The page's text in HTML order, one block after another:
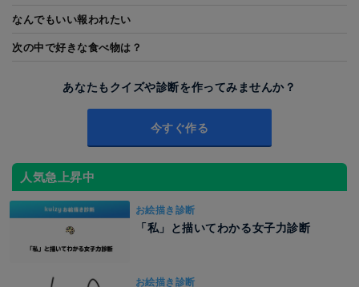
なんでもいい報われたい
次の中で好きな食べ物は？
あなたもクイズや診断を作ってみませんか？
今すぐ作る
人気急上昇中
お絵描き診断
「私」と描いてわかる女子力診断
お絵描き診断